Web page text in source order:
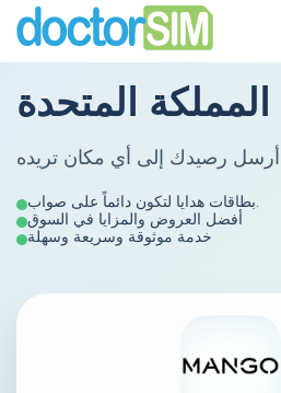
أرسل رصيدك إلى أي مكان تريده
أفضل العروض والمزايا في السوق
خدمة موثوقة وسريعة وسهلة